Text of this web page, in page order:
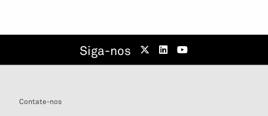
Siga-nos
Contate-nos